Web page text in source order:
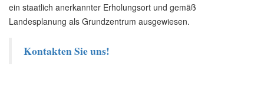
ein staatlich anerkannter Erholungsort und gemäß
Landesplanung als Grundzentrum ausgewiesen.
Kontakten Sie uns!